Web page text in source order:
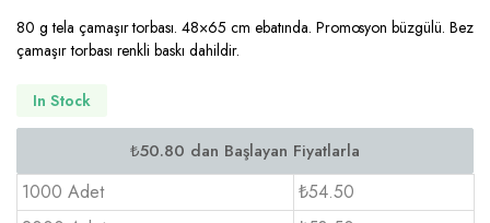
80 g tela çamaşır torbası. 48×65 cm ebatında. Promosyon büzgülü. Bez
çamaşır torbası renkli baskı dahildir.
In Stock
1000 Adet
₺54.50